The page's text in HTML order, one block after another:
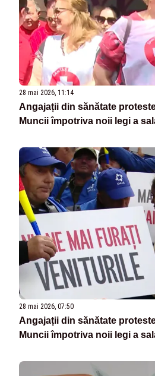
28 mai 2026, 11:14
Angajații din sănătate
Muncii împotriva noii legi a
28 mai 2026, 07:50
Angajații din sănătate
Muncii împotriva noii legi a